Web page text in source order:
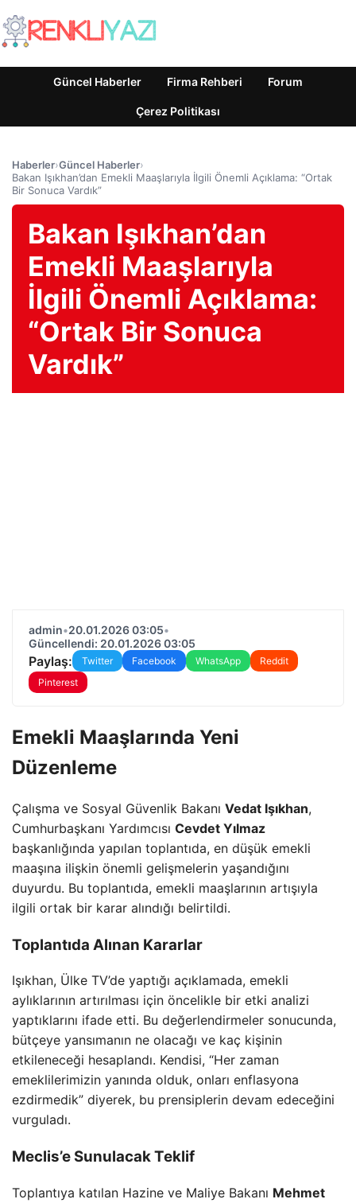
Güncel Haberler Firma Rehberi Forum
Çerez Politikası
Haberler›Güncel Haberler›
Bakan Işıkhan’dan Emekli Maaşlarıyla İlgili Önemli Açıklama: “Ortak
Bir Sonuca Vardık”
Bakan Işıkhan’dan
Emekli Maaşlarıyla
İlgili Önemli Açıklama:
“Ortak Bir Sonuca
Vardık”
admin•20.01.2026 03:05•
Güncellendi: 20.01.2026 03:05
Paylaş: Twitter Facebook WhatsApp
Reddit
Pinterest
Emekli Maaşlarında Yeni
Düzenleme
Çalışma ve Sosyal Güvenlik Bakanı Vedat Işıkhan,
Cumhurbaşkanı Yardımcısı Cevdet Yılmaz
başkanlığında yapılan toplantıda, en düşük emekli
maaşına ilişkin önemli gelişmelerin yaşandığını
duyurdu. Bu toplantıda, emekli maaşlarının artışıyla
ilgili ortak bir karar alındığı belirtildi.
Toplantıda Alınan Kararlar
Işıkhan, Ülke TV’de yaptığı açıklamada, emekli
aylıklarının artırılması için öncelikle bir etki analizi
yaptıklarını ifade etti. Bu değerlendirmeler sonucunda,
bütçeye yansımanın ne olacağı ve kaç kişinin
etkileneceği hesaplandı. Kendisi, “Her zaman
emeklilerimizin yanında olduk, onları enflasyona
ezdirmedik” diyerek, bu prensiplerin devam edeceğini
vurguladı.
Meclis’e Sunulacak Teklif
Toplantıya katılan Hazine ve Maliye Bakanı Mehmet